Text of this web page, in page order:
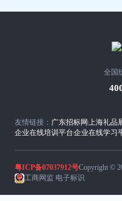
友情链接： 广东招标网 上海礼品
企业在线培训平台企业在线学习
全国
粤ICP备07037912号Copyright ©
工商网监 电子标识